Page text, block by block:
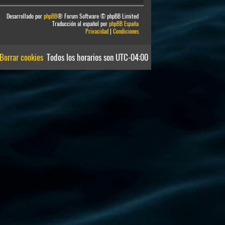
Desarrollado porphpBB® Forum Software © phpBB Limited
Traducción al español porphpBB España
Privacidad| Condiciones
Todos los horarios son UTC-04:00
Borrar cookies